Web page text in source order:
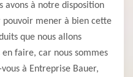
avons à notre disposition
pouvoir mener à bien cette
que nous allons
en faire, car nous sommes
à Entreprise Bauer,